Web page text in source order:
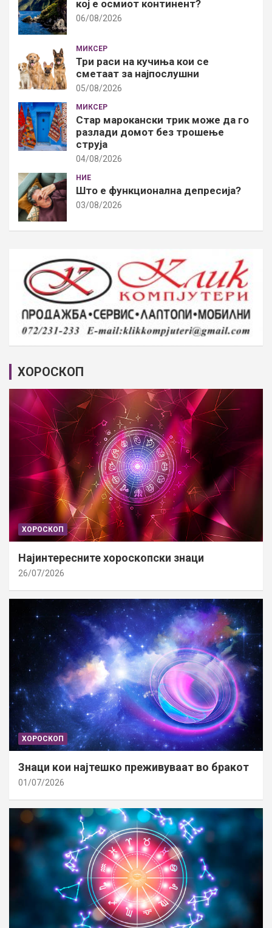
кој е осмиот континент?
06/08/2026
МИКСЕР
Три раси на кучиња кои се
сметаат за најпослушни
05/08/2026
МИКСЕР
Стар марокански трик може да го
разлади домот без трошење
струја
04/08/2026
НИЕ
Што е функционална депресија?
03/08/2026
ХОРОСКОП
ХОРОСКОП
Најинтересните хороскопски знаци
26/07/2026
ХОРОСКОП
Знаци кои најтешко преживуваат во бракот
01/07/2026